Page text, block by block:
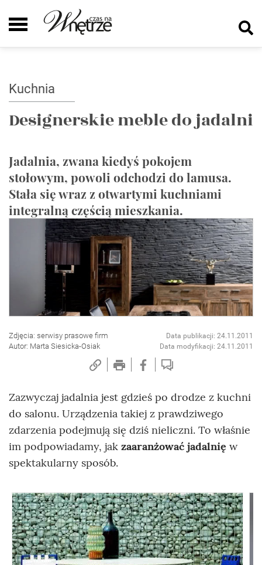
Kuchnia
Designerskie meble do jadalni
Jadalnia, zwana kiedyś pokojem
stołowym, powoli odchodzi do lamusa.
Stała się wraz z otwartymi kuchniami
integralną częścią mieszkania.
Zdjęcia: serwisy prasowe firm
Autor: Marta Siesicka-Osiak
Data publikacji: 24.11.2011
Data modyfikacji: 24.11.2011
Zazwyczaj jadalnia jest gdzieś po drodze z kuchni
do salonu. Urządzenia takiej z prawdziwego
zdarzenia podejmują się dziś nieliczni. To właśnie
im podpowiadamy, jak zaaranżować jadalnię w
spektakularny sposób.